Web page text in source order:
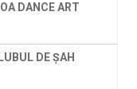
DANCE ART
DE ȘAH